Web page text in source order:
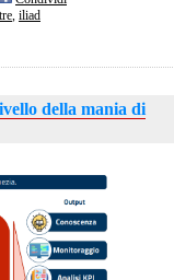
tre iliad
della mania di